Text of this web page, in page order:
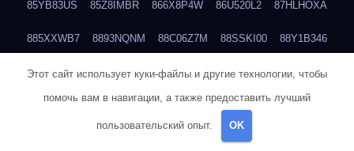
85YB83US 85Z8IMBR 866X8P4W 86U520L2 87HLHOXA
885XXWB7 8893NQNM 88C06Z7M 88SSKI00 88Y1B346
88ZYQON6 88ZZ29JA 895NL72T 89WVKQCH 8A6B5EEP
8BBJWQMN 8BJPIIGO 8BSWANL0 8BVB056I 8BZT9YKF
8CEG9O6P
Этот сайт использует куки-файлы и другие технологии, чтобы
помочь вам в навигации, а также предоставить лучший
пользовательский опыт. OK